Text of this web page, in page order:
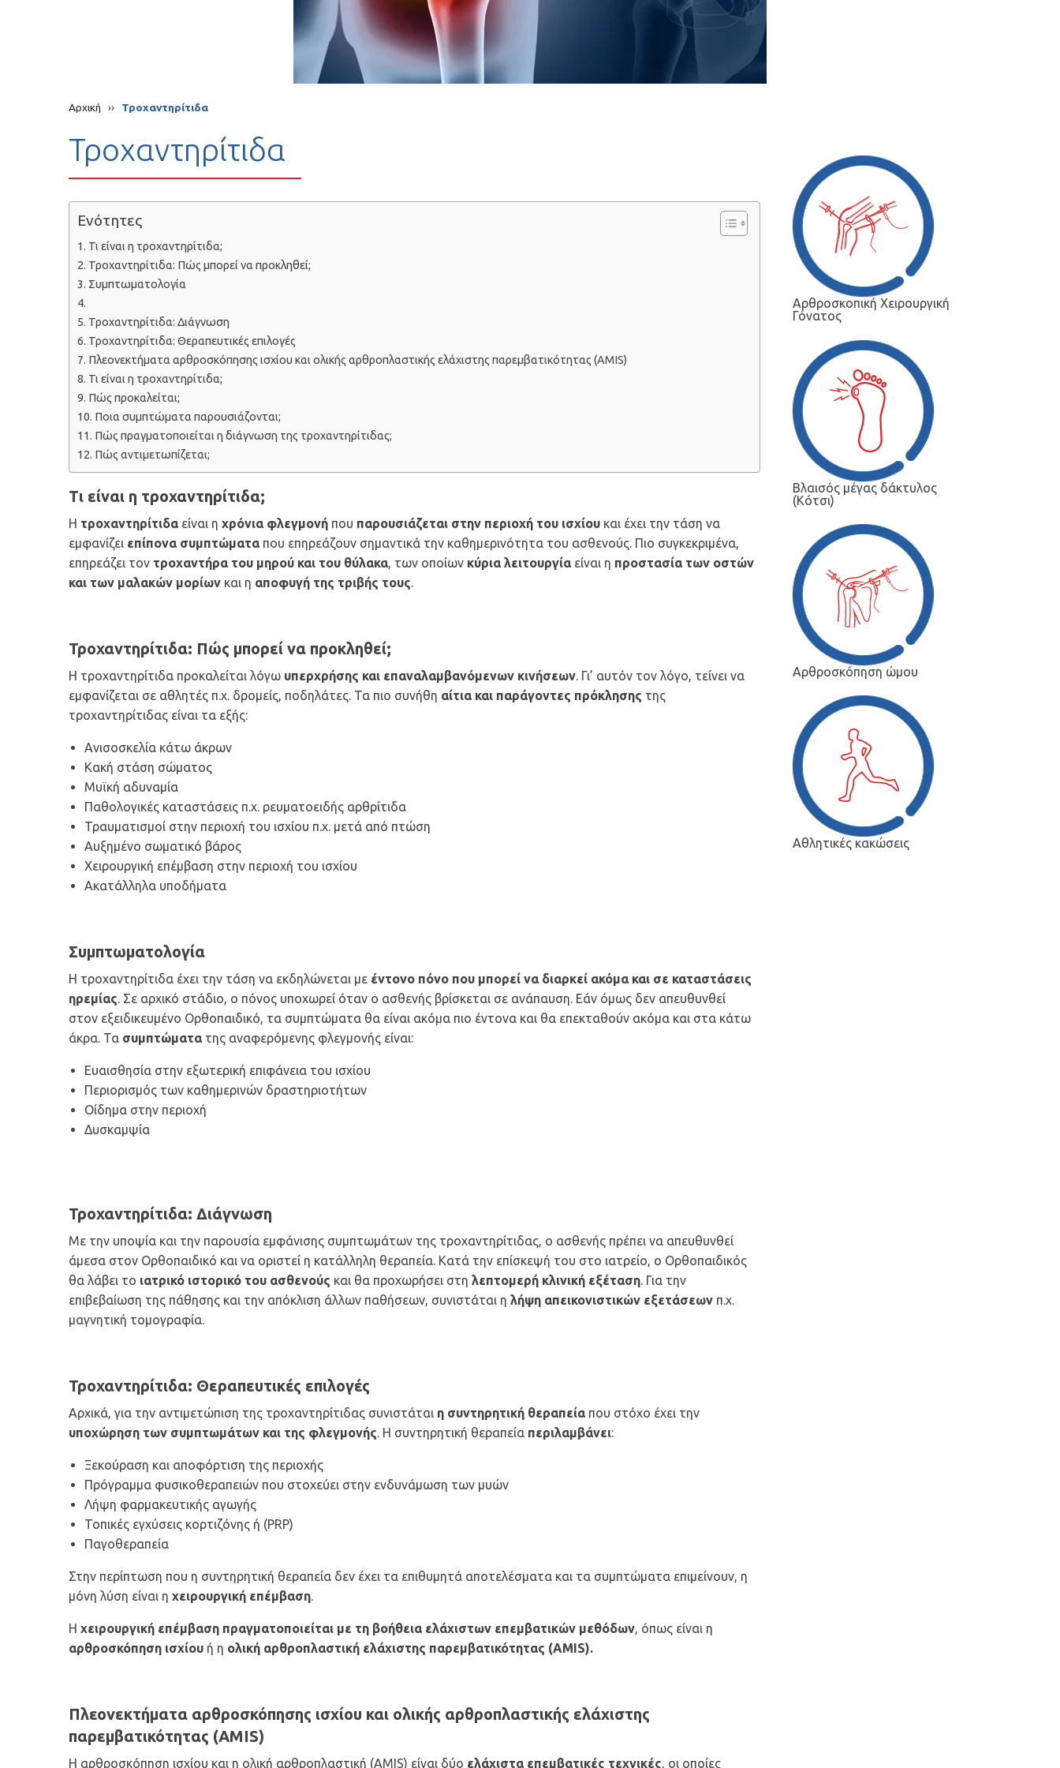
Αρχική ›› Τροχαντηρίτιδα
Τροχαντηρίτιδα
Ενότητες
Τι είναι η τροχαντηρίτιδα;
Τροχαντηρίτιδα: Πώς μπορεί να προκληθεί;
Συμπτωματολογία
Τροχαντηρίτιδα: Διάγνωση
Τροχαντηρίτιδα: Θεραπευτικές επιλογές
Πλεονεκτήματα αρθροσκόπησης ισχίου και ολικής αρθροπλαστικής ελάχιστης παρεμβατικότητας (AMIS)
Τι είναι η τροχαντηρίτιδα;
Πώς προκαλείται;
Ποια συμπτώματα παρουσιάζονται;
Πώς πραγματοποιείται η διάγνωση της τροχαντηρίτιδας;
Πώς αντιμετωπίζεται;
Τι είναι η τροχαντηρίτιδα;
Η τροχαντηρίτιδαείναι η χρόνια φλεγμονή που παρουσιάζεται στην περιοχή του ισχίου και έχει την τάση να
εμφανίζει επίπονα συμπτώματαπου επηρεάζουν σημαντικά την καθημερινότητα του ασθενούς. Πιο συγκεκριμένα,
επηρεάζει τον τροχαντήρα του μηρού και του θύλακα, των οποίων κύρια λειτουργίαείναι η προστασία των οστών
και των μαλακών μορίων και η αποφυγή της τριβής τους.
Τροχαντηρίτιδα: Πώς μπορεί να προκληθεί;
Η τροχαντηρίτιδα προκαλείται λόγω υπερχρήσης και επαναλαμβανόμενων κινήσεων. Γι’ αυτόν τον λόγο, τείνει να
εμφανίζεται σε αθλητές π.χ. δρομείς, ποδηλάτες. Τα πιο συνήθη αίτια και παράγοντες πρόκλησης της
τροχαντηρίτιδας είναι τα εξής:
Ανισοσκελία κάτω άκρων
Κακή στάση σώματος
Μυϊκή αδυναμία
Παθολογικές καταστάσεις π.χ. ρευματοειδής αρθρίτιδα
Τραυματισμοί στην περιοχή του ισχίου π.χ. μετά από πτώση
Αυξημένο σωματικό βάρος
Χειρουργική επέμβαση στην περιοχή του ισχίου
Ακατάλληλα υποδήματα
Συμπτωματολογία
Η τροχαντηρίτιδα έχει την τάση να εκδηλώνεται με έντονο πόνο που μπορεί να διαρκεί ακόμα και σε καταστάσεις
ηρεμίας. Σε αρχικό στάδιο, ο πόνος υποχωρεί όταν ο ασθενής βρίσκεται σε ανάπαυση. Εάν όμως δεν απευθυνθεί
στον εξειδικευμένο Ορθοπαιδικό, τα συμπτώματα θα είναι ακόμα πιο έντονα και θα επεκταθούν ακόμα και στα κάτω
άκρα. Τα συμπτώματατης αναφερόμενης φλεγμονής είναι:
Ευαισθησία στην εξωτερική επιφάνεια του ισχίου
Περιορισμός των καθημερινών δραστηριοτήτων
Οίδημα στην περιοχή
Δυσκαμψία
Τροχαντηρίτιδα: Διάγνωση
Με την υποψία και την παρουσία εμφάνισης συμπτωμάτων της τροχαντηρίτιδας, ο ασθενής πρέπει να απευθυνθεί
άμεσα στον Ορθοπαιδικό και να οριστεί η κατάλληλη θεραπεία. Κατά την επίσκεψή του στο ιατρείο, ο Ορθοπαιδικός
θα λάβει το ιατρικό ιστορικό του ασθενούς και θα προχωρήσει στη λεπτομερή κλινική εξέταση. Για την
επιβεβαίωση της πάθησης και την απόκλιση άλλων παθήσεων, συνιστάται η λήψη απεικονιστικών εξετάσεων π.χ.
μαγνητική τομογραφία.
Τροχαντηρίτιδα: Θεραπευτικές επιλογές
Αρχικά, για την αντιμετώπιση της τροχαντηρίτιδας συνιστάται η συντηρητική θεραπείαπου στόχο έχει την
υποχώρηση των συμπτωμάτων και της φλεγμονής. Η συντηρητική θεραπεία περιλαμβάνει:
Ξεκούραση και αποφόρτιση της περιοχής
Πρόγραμμα φυσικοθεραπειών που στοχεύει στην ενδυνάμωση των μυών
Λήψη φαρμακευτικής αγωγής
Τοπικές εγχύσεις κορτιζόνης ή (PRP)
Παγοθεραπεία
Στην περίπτωση που η συντηρητική θεραπεία δεν έχει τα επιθυμητά αποτελέσματα και τα συμπτώματα επιμείνουν, η
μόνη λύση είναι η χειρουργική επέμβαση.
Η χειρουργική επέμβαση πραγματοποιείται με τη βοήθεια ελάχιστων επεμβατικών μεθόδων, όπως είναι η
αρθροσκόπηση ισχίου ή η ολική αρθροπλαστική ελάχιστης παρεμβατικότητας (AMIS).
Πλεονεκτήματα αρθροσκόπησης ισχίου και ολικής αρθροπλαστικής ελάχιστης
παρεμβατικότητας (AMIS)
Η αρθροσκόπηση ισχίου και η ολική αρθροπλαστική (AMIS) είναι δύο ελάχιστα επεμβατικές τεχνικές, οι οποίες
Αρθροσκοπική Χειρουργική
Γόνατος
Βλαισός μέγας δάκτυλος
(Κότσι)
Αρθροσκόπηση ώμου
Αθλητικές κακώσεις